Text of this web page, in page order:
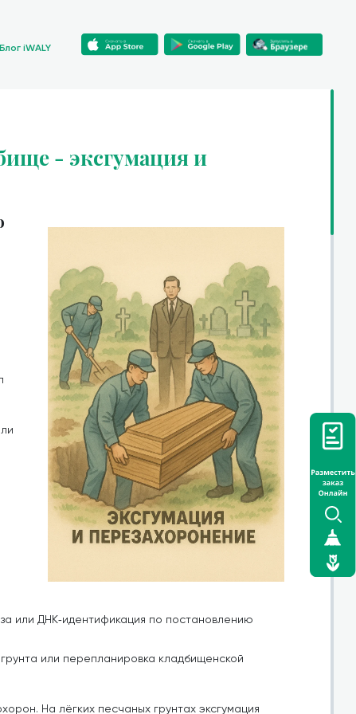
Блог iWALY
- эксгумация и
или ДНК‑идентификация по постановлению
или перепланировка кладбищенской
На лёгких песчаных грунтах эксгумация